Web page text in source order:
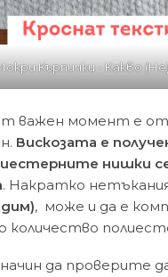
Кърпички - Какво
важен момент е от
Вискозата е
нишки
. Накратко
, може и да е
количество
да проверите